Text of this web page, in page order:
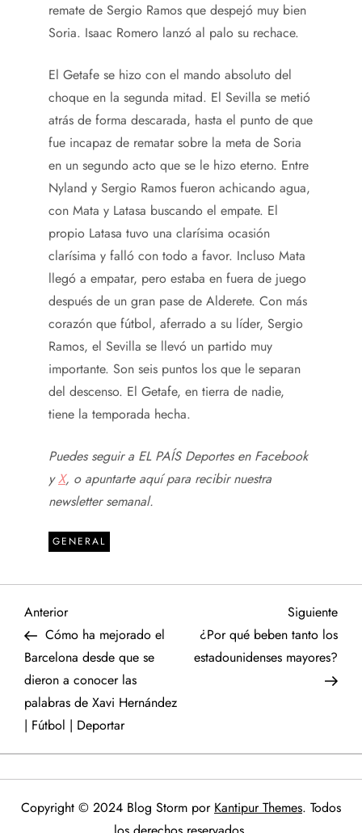
remate de Sergio Ramos que despejó muy bien
Soria. Isaac Romero lanzó al palo su rechace.
El Getafe se hizo con el mando absoluto del
choque en la segunda mitad. El Sevilla se metió
atrás de forma descarada, hasta el punto de que
fue incapaz de rematar sobre la meta de Soria
en un segundo acto que se le hizo eterno. Entre
Nyland y Sergio Ramos fueron achicando agua,
con Mata y Latasa buscando el empate. El
propio Latasa tuvo una clarísima ocasión
clarísima y falló con todo a favor. Incluso Mata
llegó a empatar, pero estaba en fuera de juego
después de un gran pase de Alderete. Con más
corazón que fútbol, aferrado a su líder, Sergio
Ramos, el Sevilla se llevó un partido muy
importante. Son seis puntos los que le separan
del descenso. El Getafe, en tierra de nadie,
tiene la temporada hecha.
Puedes seguir a EL PAÍS Deportes en Facebook
yX, o apuntarte aquí para recibirnuestra
newsletter semanal.
GENERAL
N
a
v
e
g
a
Entrada
anterior
Anterior
Cómo ha mejorado el
Barcelona desde que se
dieron a conocer las
palabras de Xavi Hernández
| Fútbol | Deportar
Siguiente
¿Por qué beben tanto los
estadounidenses mayores?
Copyright © 2024 Blog Storm por Kantipur Themes. Todos